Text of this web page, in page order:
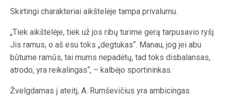
Skirtingi charakteriai aikštelėje tampa privalumu.
„Tiek aikštelėje, tiek už jos ribų turime gerą tarpusavio ryšį.
Jis ramus, o aš esu toks „degtukas“. Manau, jog jei abu
būtume ramūs, tai mums nepadėtų, tad toks disbalansas,
atrodo, yra reikalingas“, – kalbėjo sportininkas.
Žvelgdamas į ateitį, A. Rumševičius yra ambicingas.